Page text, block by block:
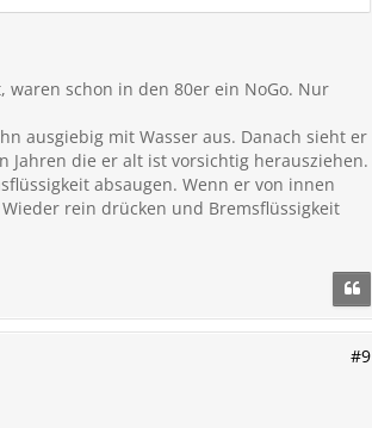
waren schon in den 80er ein NoGo. Nur
ausgiebig mit Wasser aus. Danach sieht er
Jahren die er alt ist vorsichtig herausziehen.
absaugen. Wenn er von innen
rein drücken und Bremsflüssigkeit
#9